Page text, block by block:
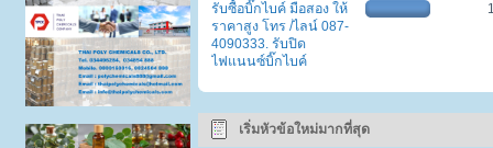
รับซื้อบิ๊กไบค์ มือสอง ให้
ราคาสูง โทร /ไลน์ 087-
4090333. รับปิด
ไฟแนนซ์บิ๊กไบค์
เริ่มหัวข้อใหม่มากที่สุด